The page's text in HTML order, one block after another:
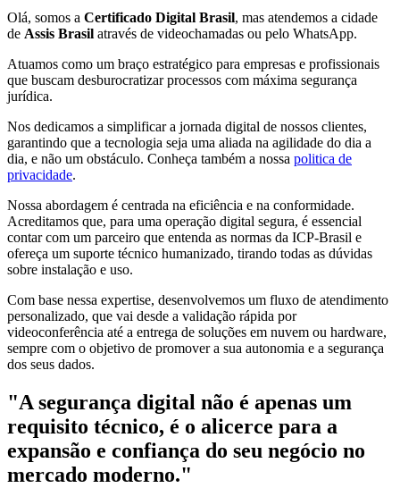
Olá, somos a Certificado Digital Brasil, mas atendemos a cidade
de Assis Brasil através de videochamadas ou pelo WhatsApp.
Atuamos como um braço estratégico para empresas e profissionais
que buscam desburocratizar processos com máxima segurança
jurídica.
Nos dedicamos a simplificar a jornada digital de nossos clientes,
garantindo que a tecnologia seja uma aliada na agilidade do dia a
dia, e não um obstáculo. Conheça também a nossa politica de
privacidade.
Nossa abordagem é centrada na eficiência e na conformidade.
Acreditamos que, para uma operação digital segura, é essencial
contar com um parceiro que entenda as normas da ICP-Brasil e
ofereça um suporte técnico humanizado, tirando todas as dúvidas
sobre instalação e uso.
Com base nessa expertise, desenvolvemos um fluxo de atendimento
personalizado, que vai desde a validação rápida por
videoconferência até a entrega de soluções em nuvem ou hardware,
sempre com o objetivo de promover a sua autonomia e a segurança
dos seus dados.
"A segurança digital não é apenas um
requisito técnico, é o alicerce para a
expansão e confiança do seu negócio no
mercado moderno."